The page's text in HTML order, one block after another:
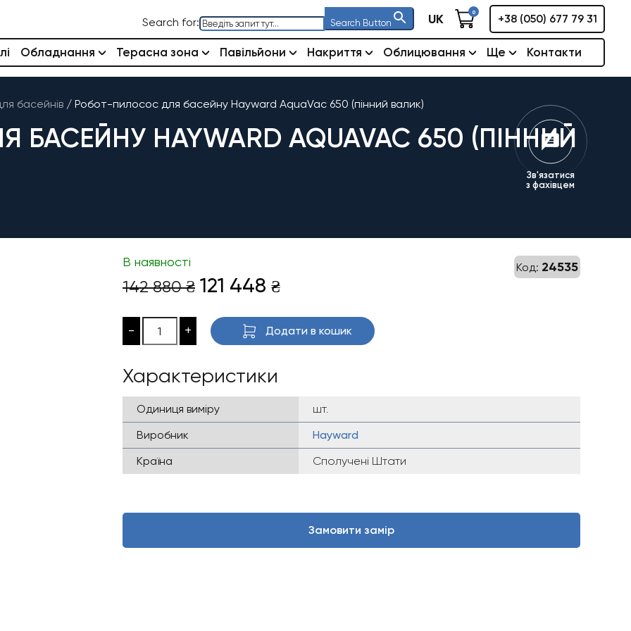
Search for: Search Button UK 0
+38 (050) 677 79 31
Обладнання Терасна зона Павільйони Накриття Облицювання Ще Контакти
басейнів / Робот-пилосос для басейну Hayward AquaVac 650 (пінний валик)
HAYWARD AQUAVAC 650 (ПІННИЙ
Зв'язатися
з фахівцем
Код: 24535
В наявності
142 880₴ Оригінальна
142
880 ₴.
121 448 ₴Поточна
121
448 ₴.
- + Додати в кошик
Характеристики
Одиниця виміру
шт.
Виробник
Hayward
Країна
Сполучені Штати
Замовити замір